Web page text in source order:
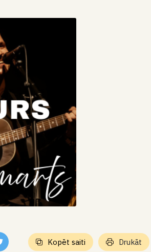
Kopēt saiti Drukāt